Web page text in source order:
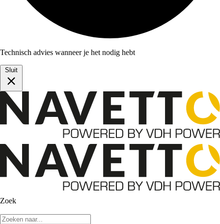
Technisch advies wanneer je het nodig hebt
Sluit
Zoek